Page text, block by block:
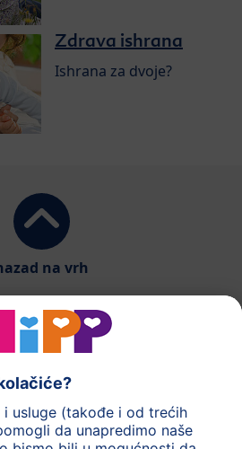
Zdrava ishrana
Ishrana za dvoje?
na vrh
HiPP hrana za bebe
nega HiPP trudnoća